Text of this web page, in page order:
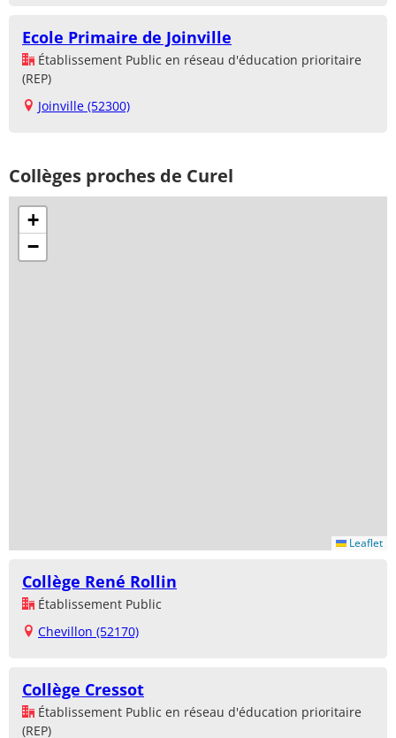
Ecole Primaire de Joinville
Établissement Public en réseau d'éducation prioritaire
(REP)
Joinville (52300)
Collèges proches de Curel
+
−
Leaflet
Collège René Rollin
Établissement Public
Chevillon (52170)
Collège Cressot
Établissement Public en réseau d'éducation prioritaire
(REP)